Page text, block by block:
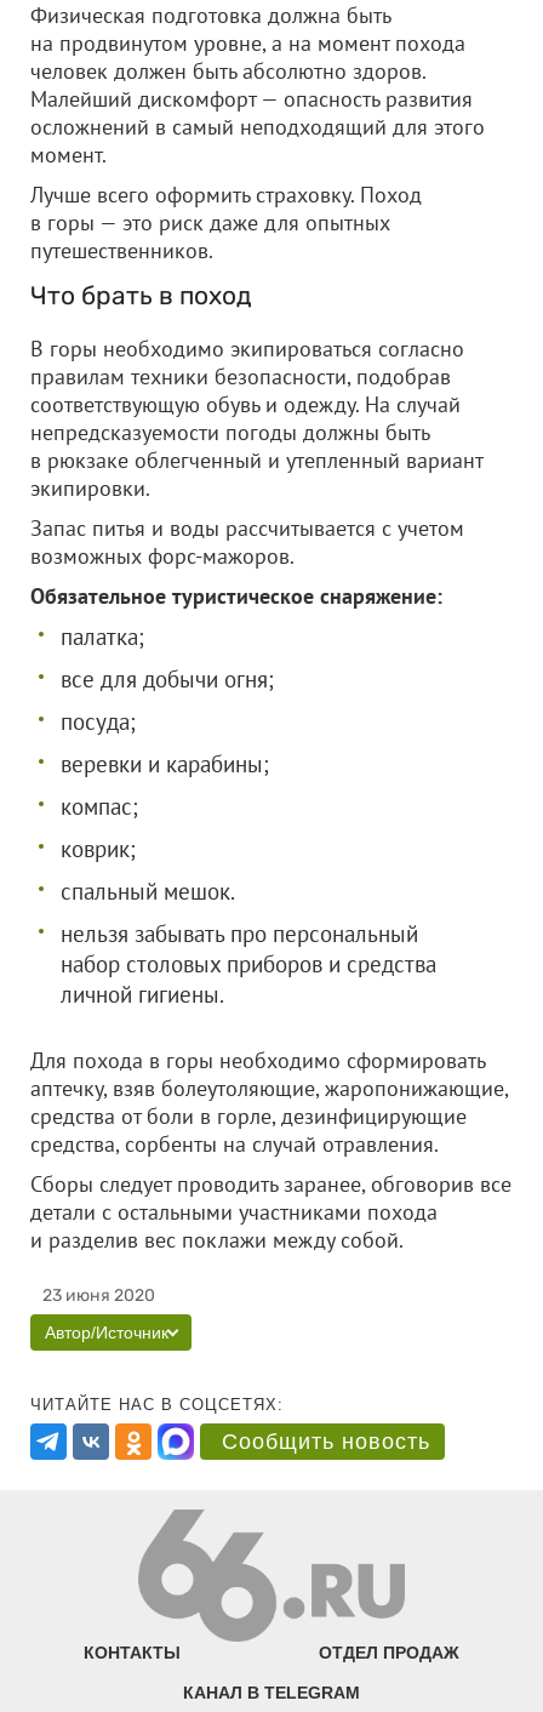
Физическая подготовка должна быть
на продвинутом уровне, а на момент похода
человек должен быть абсолютно здоров.
Малейший дискомфорт — опасность развития
осложнений в самый неподходящий для этого
момент.
Лучше всего оформить страховку. Поход
в горы — это риск даже для опытных
путешественников.
Что брать в поход
В горы необходимо экипироваться согласно
правилам техники безопасности, подобрав
соответствующую обувь и одежду. На случай
непредсказуемости погоды должны быть
в рюкзаке облегченный и утепленный вариант
экипировки.
Запас питья и воды рассчитывается с учетом
возможных форс-мажоров.
Обязательное туристическое снаряжение:
палатка;
все для добычи огня;
посуда;
веревки и карабины;
компас;
коврик;
спальный мешок.
нельзя забывать про персональный
набор столовых приборов и средства
личной гигиены.
Для похода в горы необходимо сформировать
аптечку, взяв болеутоляющие, жаропонижающие,
средства от боли в горле, дезинфицирующие
средства, сорбенты на случай отравления.
Сборы следует проводить заранее, обговорив все
детали с остальными участниками похода
и разделив вес поклажи между собой.
23 июня 2020
Автор/Источник
ЧИТАЙТЕ НАС В СОЦСЕТЯХ:
Сообщить новость
КОНТАКТЫ ОТДЕЛ ПРОДАЖ
КАНАЛ В TELEGRAM